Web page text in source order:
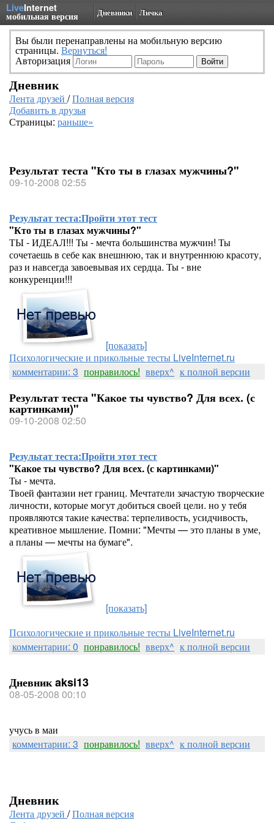
LiveInternet
мобильная версия Дневники Личка
Вы были перенаправлены на мобильную версию
страницы. Вернуться!
Авторизация
Дневник
Лента друзей /Полная версия
Добавить в друзья
Страницы: раньше»
Результат теста "Кто ты в глазах мужчины?"
09-10-2008 02:55
Результат теста:Пройти этот тест
"Кто ты в глазах мужчины?"
ТЫ - ИДЕАЛ!!! Ты - мечта большинства мужчин! Ты
сочетаешь в себе как внешнюю, так и внутреннюю красоту,
раз и навсегда завоевывая их сердца. Ты - вне
конкуренции!!!
[показать]
Психологические и прикольные тесты LiveInternet.ru
комментарии: 3 понравилось! вверх^ к полной версии
Результат теста "Какое ты чувство? Для всех. (с
картинками)"
09-10-2008 02:50
Результат теста:Пройти этот тест
"Какое ты чувство? Для всех. (с картинками)"
Ты - мечта.
Твоей фантазии нет границ. Мечтатели зачастую творческие
личности, которые могут добиться своей цели. но у тебя
проявляются такие качества: терпеливость, усидчивость,
креативное мышление. Помни: "Мечты — это планы в уме,
а планы — мечты на бумаге".
[показать]
Психологические и прикольные тесты LiveInternet.ru
комментарии: 0 понравилось! вверх^ к полной версии
Дневник aksi13
08-05-2008 00:10
учусь в маи
комментарии: 3 понравилось! вверх^ к полной версии
Дневник
Лента друзей /Полная версия